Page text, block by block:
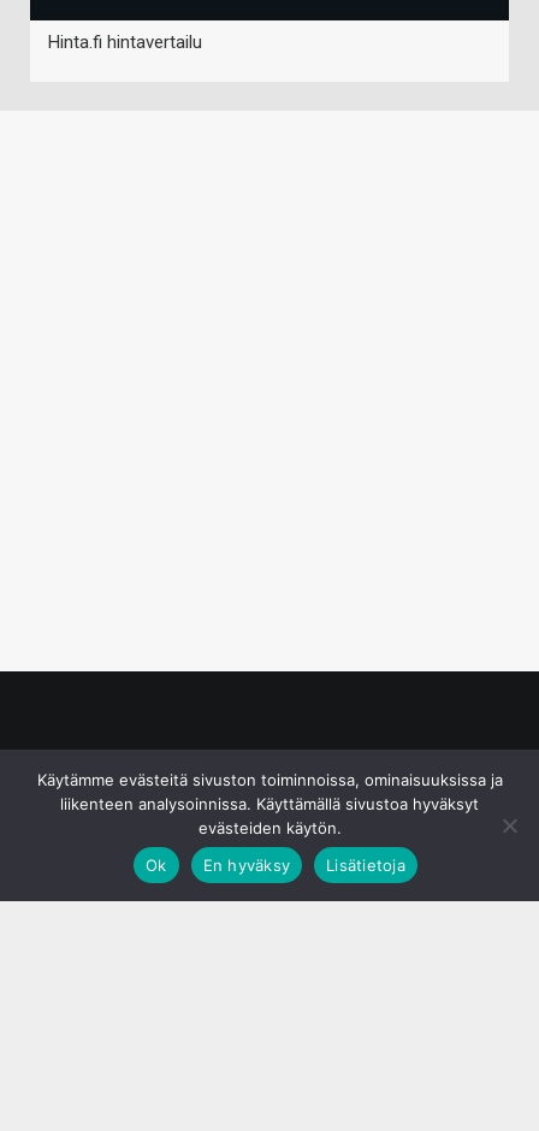
Hinta.fi hintavertailu
Käytämme evästeitä sivuston toiminnoissa, ominaisuuksissa ja
liikenteen analysoinnissa. Käyttämällä sivustoa hyväksyt
evästeiden käytön.
Ok
En hyväksy Lisätietoja